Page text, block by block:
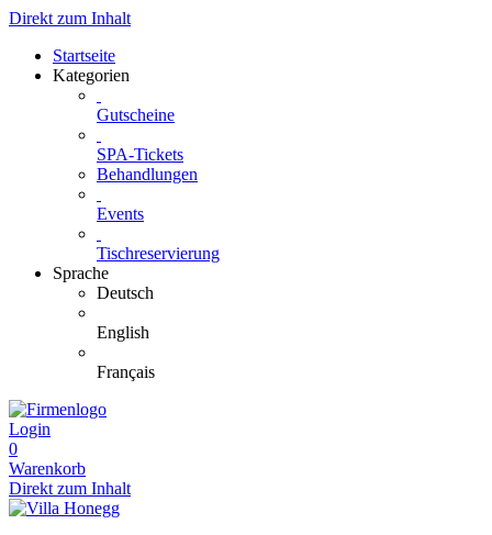
Direkt zum Inhalt
Startseite
Kategorien
Gutscheine
SPA-Tickets
Behandlungen
Events
Tischreservierung
Sprache
Deutsch
English
Français
Login
0
Warenkorb
Direkt zum Inhalt